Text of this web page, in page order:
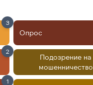
3
Опрос
2
Подозрение на
мошенничество
1